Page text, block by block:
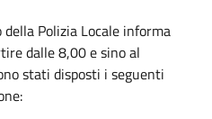
della Polizia Locale informa
dalle 8,00 e sino al
stati disposti i seguenti